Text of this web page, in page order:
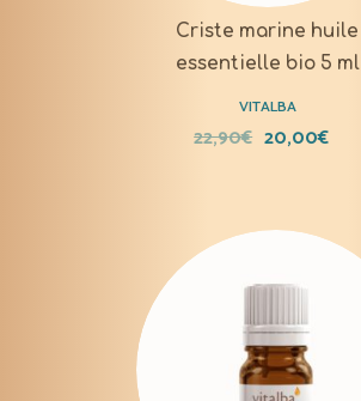
Criste marine huile
essentielle bio 5 ml
VITALBA
22,90€ 20,00€